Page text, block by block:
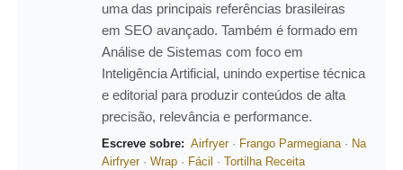
uma das principais referências brasileiras
em SEO avançado. Também é formado em
Análise de Sistemas com foco em
Inteligência Artificial, unindo expertise técnica
e editorial para produzir conteúdos de alta
precisão, relevância e performance.
Escreve sobre: Airfryer· Frango Parmegiana· Na
Airfryer· Wrap · Fácil · Tortilha Receita